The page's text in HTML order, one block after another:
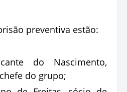
preventiva estão:
do Nascimento,
do grupo;